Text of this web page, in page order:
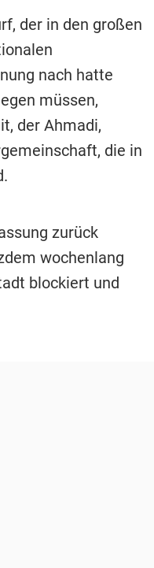
der in den großen
nach hatte
müssen,
der Ahmadi,
die in
zurück
wochenlang
blockiert und